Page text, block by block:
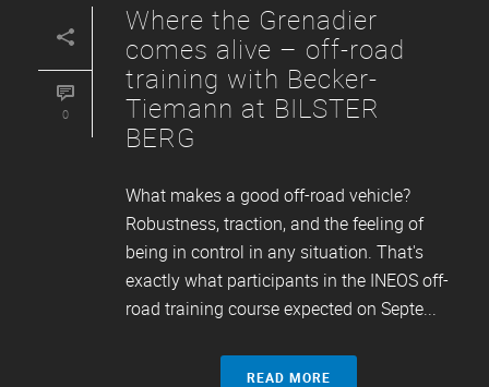
0
Where the Grenadier
comes alive – off-road
training with Becker-
Tiemann at BILSTER
BERG
What makes a good off-road vehicle?
Robustness, traction, and the feeling of
being in control in any situation. That's
exactly what participants in the INEOS off-
road training course expected on Septe...
READ MORE